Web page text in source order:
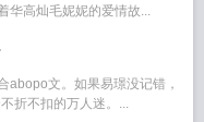
华高灿毛妮妮的爱情故...
abopo文。如果易璟没记错，
折不扣的万人迷。...